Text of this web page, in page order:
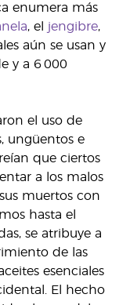
enumera más
, el jengibre,
aún se usan y
y a 6 000
el uso de
ungüentos e
que ciertos
a los malos
muertos con
hasta el
se atribuye a
de las
esenciales
El hecho